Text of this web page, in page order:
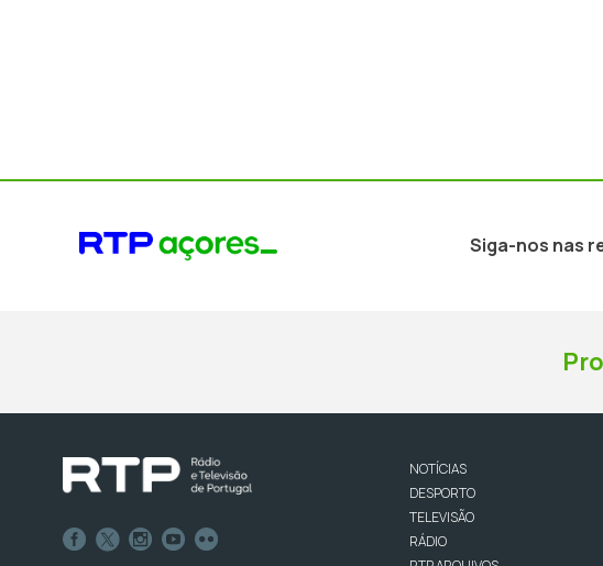
Siga-nos nas
NOTÍCIAS
DESPORTO
TELEVISÃO
RÁDIO